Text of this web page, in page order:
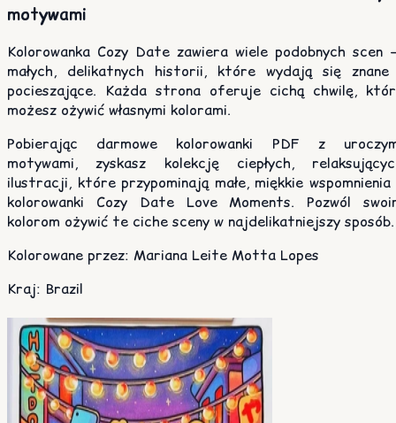
motywami
Kolorowanka Cozy Date zawiera wiele podobnych scen
małych, delikatnych historii, które wydają się
pocieszające. Każda strona oferuje cichą chwilę,
możesz ożywić własnymi kolorami.
Pobierając darmowe kolorowanki PDF z
motywami, zyskasz kolekcję ciepłych,
ilustracji, które przypominają małe, miękkie wspomnienia
kolorowanki Cozy Date Love Moments. Pozwól
kolorom ożywić te ciche sceny w najdelikatniejszy sposób.
Kolorowane przez: Mariana Leite Motta Lopes
Kraj: Brazil